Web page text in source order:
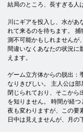
結局のところ、長すぎる人
川にギアを投入し、水があ
れて来るのを待ちます。 捕
測不可能かもしれませんが
間違いなくあなたの状況に
えます。
ゲーム立方体からの脱出：
なりきびしい。 主人公は部
閉じられており、そこから
を知りません。 時間が経つ
夜も変わりますが、この要
日中は見えませんが、月の